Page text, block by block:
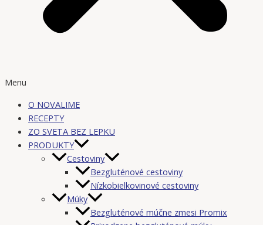
Menu
O NOVALIME
RECEPTY
ZO SVETA BEZ LEPKU
PRODUKTY
Cestoviny
Bezgluténové cestoviny
Nízkobielkovinové cestoviny
Múky
Bezgluténové múčne zmesi Promix